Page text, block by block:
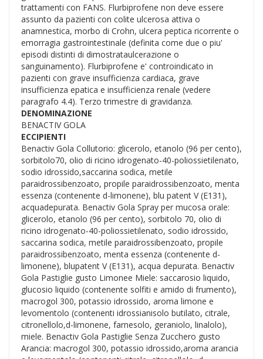
trattamenti con FANS. Flurbiprofene non deve essere
assunto da pazienti con colite ulcerosa attiva o
anamnestica, morbo di Crohn, ulcera peptica ricorrente o
emorragia gastrointestinale (definita come due o piu'
episodi distinti di dimostrataulcerazione o
sanguinamento). Flurbiprofene e' controindicato in
pazienti con grave insufficienza cardiaca, grave
insufficienza epatica e insufficienza renale (vedere
paragrafo 4.4). Terzo trimestre di gravidanza.
DENOMINAZIONE
BENACTIV GOLA
ECCIPIENTI
Benactiv Gola Collutorio: glicerolo, etanolo (96 per cento),
sorbitolo70, olio di ricino idrogenato-40-poliossietilenato,
sodio idrossido,saccarina sodica, metile
paraidrossibenzoato, propile paraidrossibenzoato, menta
essenza (contenente d-limonene), blu patent V (E131),
acquadepurata. Benactiv Gola Spray per mucosa orale:
glicerolo, etanolo (96 per cento), sorbitolo 70, olio di
ricino idrogenato-40-poliossietilenato, sodio idrossido,
saccarina sodica, metile paraidrossibenzoato, propile
paraidrossibenzoato, menta essenza (contenente d-
limonene), blupatent V (E131), acqua depurata. Benactiv
Gola Pastiglie gusto Limonee Miele: saccarosio liquido,
glucosio liquido (contenente solfiti e amido di frumento),
macrogol 300, potassio idrossido, aroma limone e
levomentolo (contenenti idrossianisolo butilato, citrale,
citronellolo,d-limonene, farnesolo, geraniolo, linalolo),
miele. Benactiv Gola Pastiglie Senza Zucchero gusto
Arancia: macrogol 300, potassio idrossido,aroma arancia